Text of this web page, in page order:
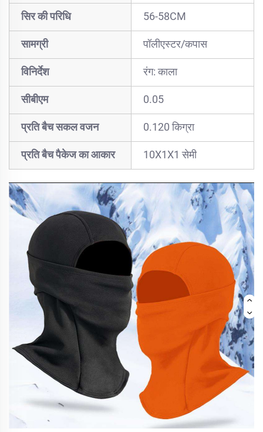
सिर की परिधि 56-58CM
सामग्री पॉलीएस्टर/कपास
विनिर्देश रंग: काला
सीबीएम 0.05
प्रति बैच सकल वजन 0.120 किग्रा
प्रति बैच पैकेज का आकार 10X1X1 सेमी